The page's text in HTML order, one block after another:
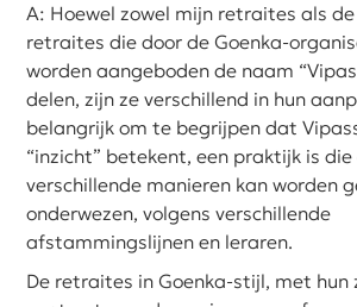
A: Hoewel zowel mijn retraites als
retraites die door de Goenka-
worden aangeboden de naam
delen, zijn ze verschillend in hun
belangrijk om te begrijpen dat
“inzicht” betekent, een praktijk is die
verschillende manieren kan worden
onderwezen, volgens verschillende
afstammingslijnen en leraren.
De retraites in Goenka-stijl, met hun